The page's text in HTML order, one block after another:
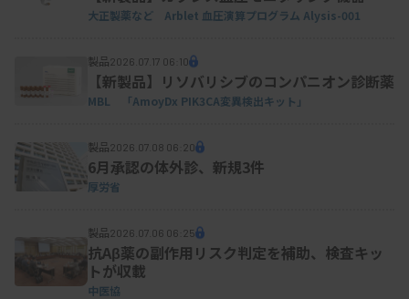
大正製薬など Arblet 血圧演算プログラム Alysis-001
製品2026.07.17 06:10
【新製品】リソバリシブのコンパニオン診断薬
MBL 「AmoyDx PIK3CA変異検出キット」
製品2026.07.08 06:20
6月承認の体外診、新規3件
厚労省
製品2026.07.06 06:25
抗Aβ薬の副作用リスク判定を補助、検査キッ
トが収載
中医協